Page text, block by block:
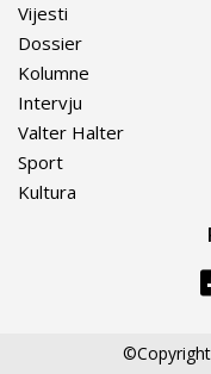
Vijesti
Dossier
Kolumne
Intervju
Valter Halter
Sport
Kultura
©Copyright